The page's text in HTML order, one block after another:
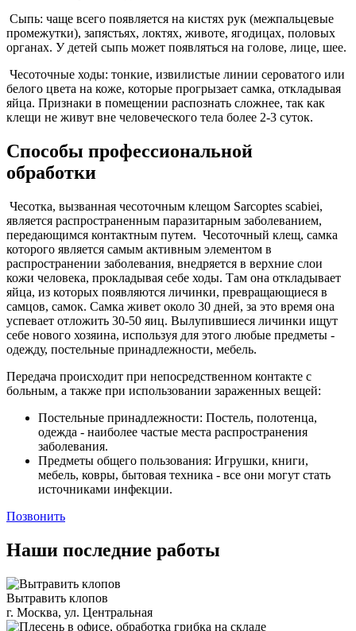
Сыпь: чаще всего появляется на кистях рук (межпальцевые
промежутки), запястьях, локтях, животе, ягодицах, половых
органах. У детей сыпь может появляться на голове, лице, шее.
Чесоточные ходы: тонкие, извилистые линии сероватого или
белого цвета на коже, которые прогрызает самка, откладывая
яйца. Признаки в помещении распознать сложнее, так как
клещи не живут вне человеческого тела более 2-3 суток.
Способы профессиональной
обработки
Чесотка, вызванная чесоточным клещом Sarcoptes scabiei,
является распространенным паразитарным заболеванием,
передающимся контактным путем. Чесоточный клещ, самка
которого является самым активным элементом в
распространении заболевания, внедряется в верхние слои
кожи человека, прокладывая себе ходы. Там она откладывает
яйца, из которых появляются личинки, превращающиеся в
самцов, самок. Самка живет около 30 дней, за это время она
успевает отложить 30-50 яиц. Вылупившиеся личинки ищут
себе нового хозяина, используя для этого любые предметы -
одежду, постельные принадлежности, мебель.
Передача происходит при непосредственном контакте с
больным, а также при использовании зараженных вещей:
Постельные принадлежности: Постель, полотенца,
одежда - наиболее частые места распространения
заболевания.
Предметы общего пользования: Игрушки, книги,
мебель, ковры, бытовая техника - все они могут стать
источниками инфекции.
Позвонить
Наши последние работы
Вытравить клопов
г. Москва, ул. Центральная